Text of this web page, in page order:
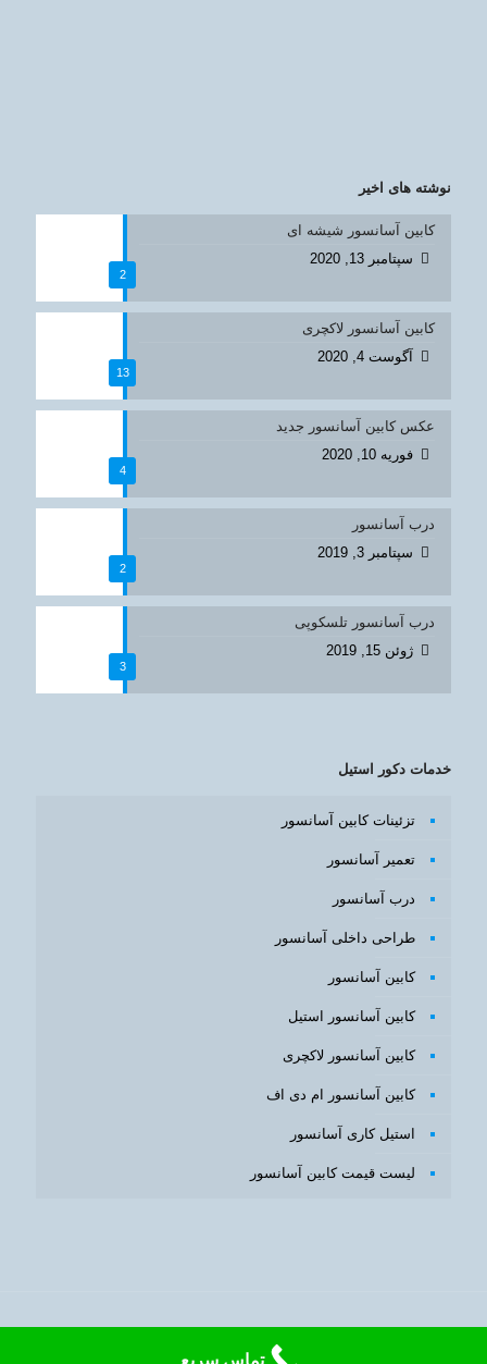
نوشته های اخیر
2
کابین آسانسور شیشه ای
سپتامبر 13, 2020
13
کابین آسانسور لاکچری
آگوست 4, 2020
4
عکس کابین آسانسور جدید
فوریه 10, 2020
2
درب آسانسور
سپتامبر 3, 2019
3
درب آسانسور تلسکوپی
ژوئن 15, 2019
خدمات دکور استیل
تزئینات کابین آسانسور
تعمیر آسانسور
درب آسانسور
طراحی داخلی آسانسور
کابین آسانسور
کابین آسانسور استیل
کابین آسانسور لاکچری
کابین آسانسور ام دی اف
استیل کاری آسانسور
لیست قیمت کابین آسانسور
تماس سریع